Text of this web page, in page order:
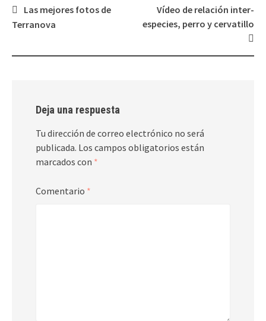
Navegación
de
Las mejores fotos de
Terranova
Vídeo de relación inter-
especies, perro y cervatillo
Deja una respuesta
Tu dirección de correo electrónico no será
publicada. Los campos obligatorios están
marcados con *
Comentario *